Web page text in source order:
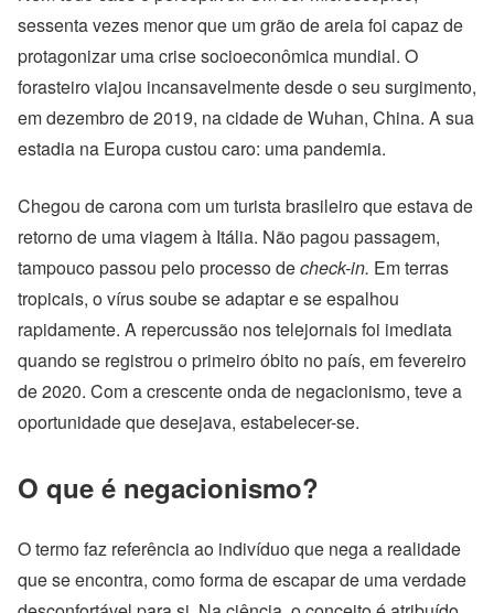
sessenta vezes menor que um grão de areia foi capaz de
protagonizar uma crise socioeconômica mundial. O
forasteiro viajou incansavelmente desde o seu surgimento,
em dezembro de 2019, na cidade de Wuhan, China. A sua
estadia na Europa custou caro: uma pandemia.
Chegou de carona com um turista brasileiro que estava de
retorno de uma viagem à Itália. Não pagou passagem,
tampouco passou pelo processo decheck-in. Em terras
tropicais, o vírus soube se adaptar e se espalhou
rapidamente. A repercussão nos telejornais foi imediata
quando se registrou o primeiro óbito no país, em fevereiro
de 2020. Com a crescente onda de negacionismo, teve a
oportunidade que desejava, estabelecer-se.
O que é negacionismo?
O termo faz referência ao indivíduo que nega a realidade
que se encontra, como forma de escapar de uma verdade